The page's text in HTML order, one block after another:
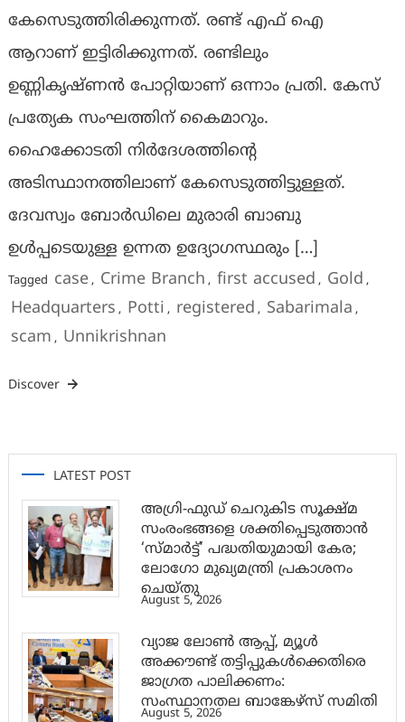
കേസെടുത്തിരിക്കുന്നത്. രണ്ട് എഫ് ഐ
ആറാണ് ഇട്ടിരിക്കുന്നത്. രണ്ടിലും
ഉണ്ണികൃഷ്ണൻ പോറ്റിയാണ് ഒന്നാം പ്രതി. കേസ്
പ്രത്യേക സംഘത്തിന് കൈമാറും.
ഹൈക്കോടതി നിർദേശത്തിന്റെ
അടിസ്ഥാനത്തിലാണ് കേസെടുത്തിട്ടുള്ളത്.
ദേവസ്വം ബോർഡിലെ മുരാരി ബാബു
ഉൾപ്പടെയുള്ള ഉന്നത ഉദ്യോഗസ്ഥരും […]
Tagged case, Crime Branch , first accused , Gold ,
Headquarters , Potti , registered , Sabarimala ,
scam , Unnikrishnan
Discover
LATEST POST
അഗ്രി-ഫുഡ് ചെറുകിട സൂക്ഷ്മ
സംരംഭങ്ങളെ ശക്തിപ്പെടുത്താന്‍
‘സ്മാര്‍ട്ട്’ പദ്ധതിയുമായി കേര;
ലോഗോ മുഖ്യമന്ത്രി പ്രകാശനം
ചെയ്തു
August 5, 2026
വ്യാജ ലോൺ ആപ്പ്, മ്യൂൾ
അക്കൗണ്ട് തട്ടിപ്പുകൾക്കെതിരെ
ജാ​ഗ്രത പാലിക്കണം:
സംസ്ഥാനതല ബാങ്കേഴ്സ് സമിതി
August 5, 2026